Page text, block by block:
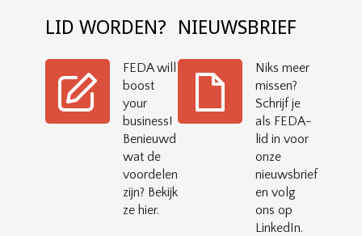
LID WORDEN?
FEDA will
boost
your
business!
Benieuwd
wat de
voordelen
zijn? Bekijk
ze hier.
NIEUWSBRIEF
Niks meer
missen?
Schrijf je
als FEDA-
lid in voor
onze
nieuwsbrief
en volg
ons op
LinkedIn.